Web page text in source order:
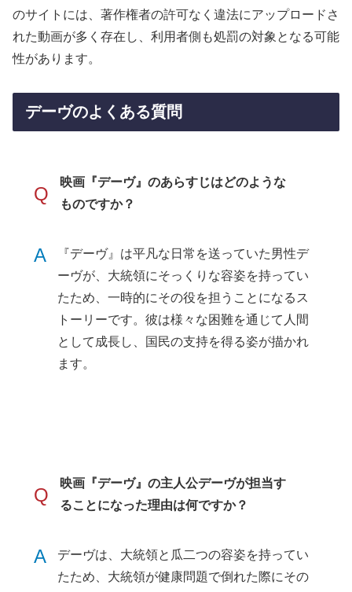
のサイトには、著作権者の許可なく違法にアップロードさ
れた動画が多く存在し、利用者側も処罰の対象となる可能
性があります。
デーヴのよくある質問
Q
映画『デーヴ』のあらすじはどのような
ものですか？
A
『デーヴ』は平凡な日常を送っていた男性デ
ーヴが、大統領にそっくりな容姿を持ってい
たため、一時的にその役を担うことになるス
トーリーです。彼は様々な困難を通じて人間
として成長し、国民の支持を得る姿が描かれ
ます。
Q
映画『デーヴ』の主人公デーヴが担当す
ることになった理由は何ですか？
A
デーヴは、大統領と瓜二つの容姿を持ってい
たため、大統領が健康問題で倒れた際にその